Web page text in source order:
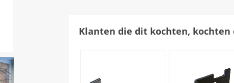
Klanten die dit kochten, kochten